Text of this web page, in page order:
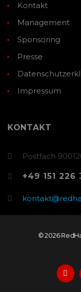
Kontakt
Management
Sponsoring
Presse
Impressum
KONTAKT
Postfach
+49 151 226
© 2026